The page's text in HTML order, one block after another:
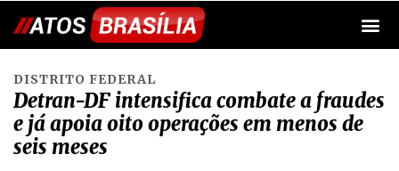
DISTRITO FEDERAL
Detran-DF intensifica combate a fraudes
e já apoia oito operações em menos de
seis meses